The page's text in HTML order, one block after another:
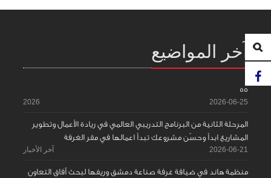
آخر المواضيع
55
2026-06-25
2026
المرحلة الثانية من البرنامج التدريبي العالمي في ريادة الأعمال وتطوير
المشاريع ابدأ وحسّن مشروعك تبدأ اعمالها في مقر الغرفة
2026-06-21 آخر الأخبار
منظمة هاند في ضيافة غرفة صناعة دمشق وريفها لبحث آفاق التعاون